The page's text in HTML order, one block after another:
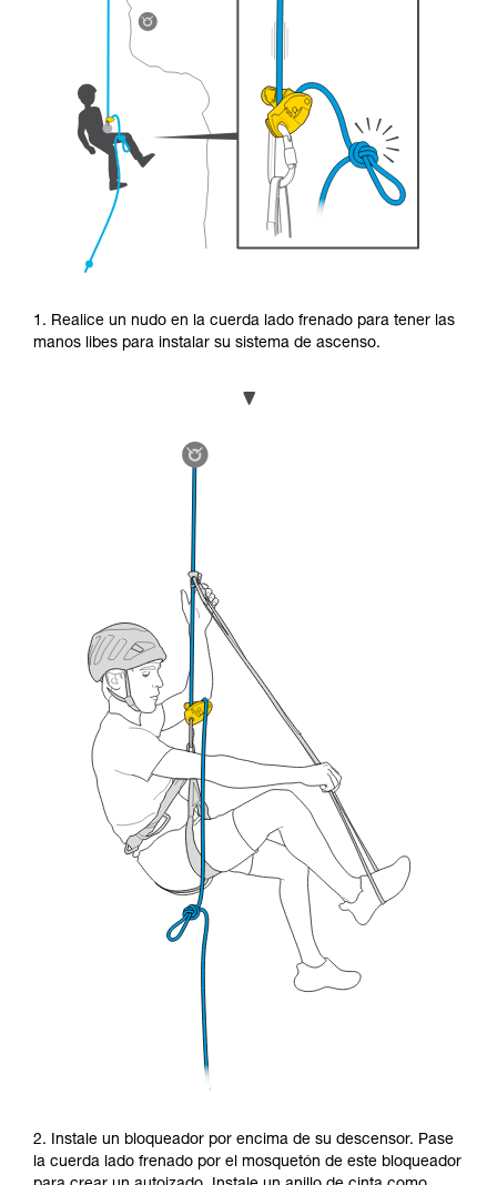
1. Realice un nudo en la cuerda lado frenado para tener las
manos libes para instalar su sistema de ascenso.
2. Instale un bloqueador por encima de su descensor. Pase
la cuerda lado frenado por el mosquetón de este bloqueador